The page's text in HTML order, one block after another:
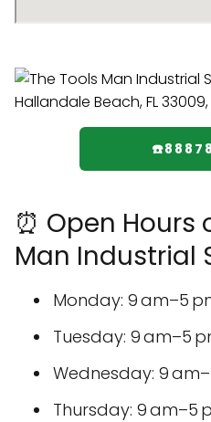
⏰ Open Hours
Man Industrial
Monday: 9 am–5
Tuesday: 9 am–5
Wednesday: 9
Thursday: 9 am–5